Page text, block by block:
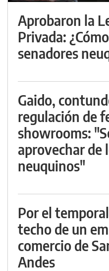
Aprobaron la
Privada:
senadores
Gaido,
regulación de
showrooms:
aprovechar de
neuquinos"
Por el
techo de un
comercio de
Andes